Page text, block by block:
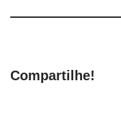
Compartilhe!